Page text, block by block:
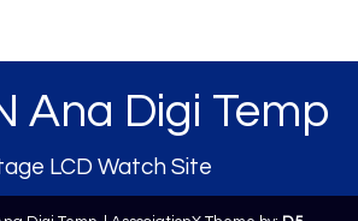
Ana Digi Temp
LCD Watch Site